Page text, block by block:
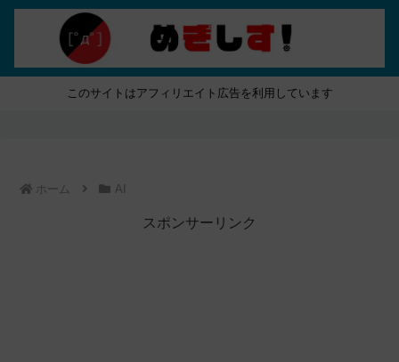
このサイトはアフィリエイト広告を利用しています
ホーム AI
スポンサーリンク